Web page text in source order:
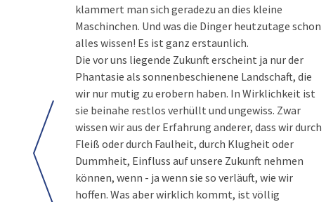
klammert man sich geradezu an dies kleine
Maschinchen. Und was die Dinger heutzutage schon
alles wissen! Es ist ganz erstaunlich.
Die vor uns liegende Zukunft erscheint ja nur der
Phantasie als sonnenbeschienene Landschaft, die
wir nur mutig zu erobern haben. In Wirklichkeit ist
sie beinahe restlos verhüllt und ungewiss. Zwar
wissen wir aus der Erfahrung anderer, dass wir durch
Fleiß oder durch Faulheit, durch Klugheit oder
Dummheit, Einfluss auf unsere Zukunft nehmen
können, wenn - ja wenn sie so verläuft, wie wir
hoffen. Was aber wirklich kommt, ist völlig